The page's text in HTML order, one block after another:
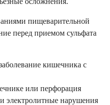
пищеварительной
перед приемом сульфата
кишечника с
или перфорация
электролитные нарушения